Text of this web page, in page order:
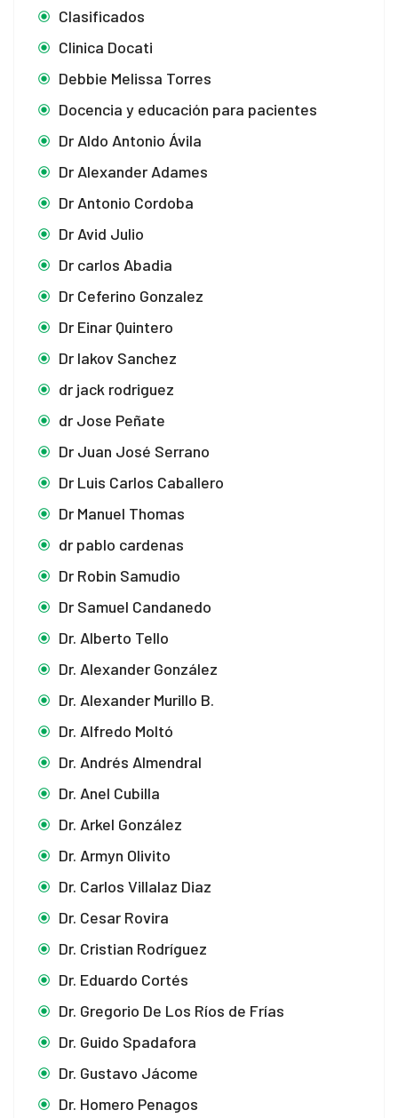
Clasificados
Clinica Docati
Debbie Melissa Torres
Docencia y educación para pacientes
Dr Aldo Antonio Ávila
Dr Alexander Adames
Dr Antonio Cordoba
Dr Avid Julio
Dr carlos Abadia
Dr Ceferino Gonzalez
Dr Einar Quintero
Dr Iakov Sanchez
dr jack rodriguez
dr Jose Peñate
Dr Juan José Serrano
Dr Luis Carlos Caballero
Dr Manuel Thomas
dr pablo cardenas
Dr Robin Samudio
Dr Samuel Candanedo
Dr. Alberto Tello
Dr. Alexander González
Dr. Alexander Murillo B.
Dr. Alfredo Moltó
Dr. Andrés Almendral
Dr. Anel Cubilla
Dr. Arkel González
Dr. Armyn Olivito
Dr. Carlos Villalaz Diaz
Dr. Cesar Rovira
Dr. Cristian Rodríguez
Dr. Eduardo Cortés
Dr. Gregorio De Los Ríos de Frías
Dr. Guido Spadafora
Dr. Gustavo Jácome
Dr. Homero Penagos